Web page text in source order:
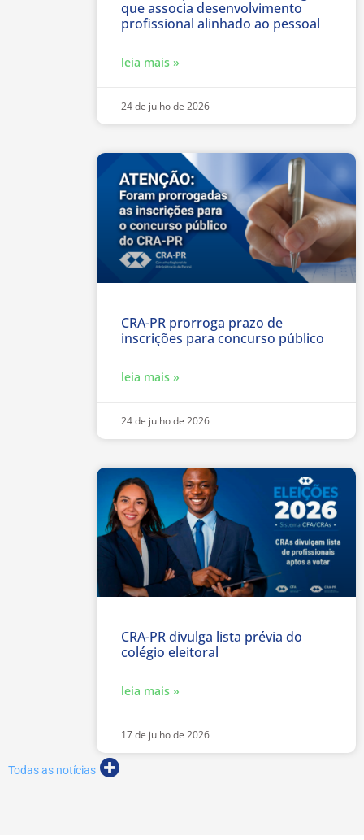
que associa desenvolvimento
profissional alinhado ao pessoal
leia mais »
24 de julho de 2026
CRA-PR prorroga prazo de
inscrições para concurso público
leia mais »
24 de julho de 2026
CRA-PR divulga lista prévia do
colégio eleitoral
leia mais »
17 de julho de 2026
Todas as notícias